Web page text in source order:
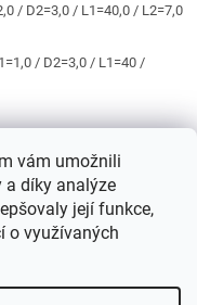
vám umožnili
a díky analýze
její funkce,
o využívaných
/ D2=3,0 / L1=40,0 / L2=7,0
/ D2=3,0 / L1=40 /
/ D2=3,0 / L1=40 / L2=1,5
/ D2=3,0 / L1=40 /